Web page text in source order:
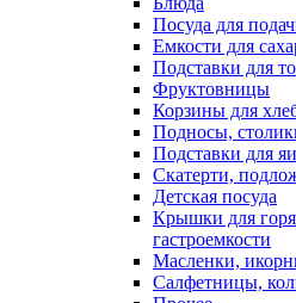
Посуда для
Емкости для
Подставки для
Фруктовницы
Корзины для
Подносы,
Подставки для
Скатерти,
Детская посуда
Крышки для
гастроемкости
Масленки,
Салфетницы,